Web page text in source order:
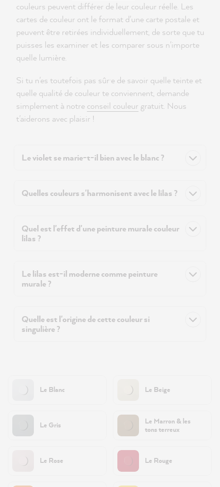
couleurs peuvent différer de leur couleur réelle. Les
cartes de couleur ont le format d'une carte postale et
peuvent être retirées individuellement, de sorte que tu
puisses les examiner et les comparer sous n'importe
quelle lumière.
Si tu n'es toutefois pas sûr·e de savoir quelle teinte et
quelle qualité de couleur te conviennent, demande
simplement à notre conseil couleur gratuit. Nous
t'aiderons avec plaisir !
Le violet se marie-t-il bien avec le blanc ?
Quelles couleurs s'harmonisent avec le lilas ?
Quel est l'effet d'une peinture murale couleur
lilas ?
Le lilas est-il moderne comme peinture
murale ?
Quelle est l'origine de cette couleur si
singulière ?
Le Blanc Le Beige
Le Gris
Le Marron & les
tons terreux
Le Rose Le Rouge